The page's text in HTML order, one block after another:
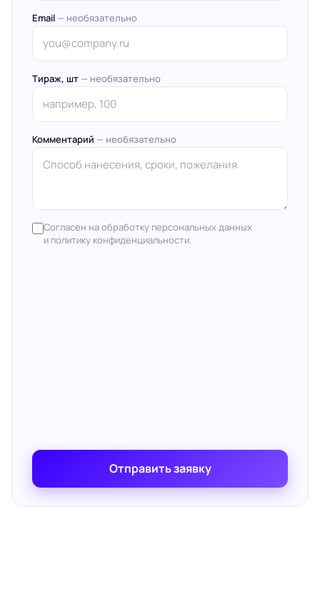
Email — необязательно
Тираж, шт — необязательно
Комментарий — необязательно
Согласен на обработку персональных данных
и политику конфиденциальности.
Отправить заявку